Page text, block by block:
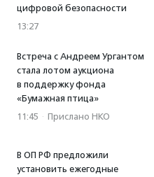
цифровой безопасности
13:27
Встреча с Андреем Ургантом
стала лотом аукциона
в поддержку фонда
«Бумажная птица»
11:45 · Прислано НКО
В ОП РФ предложили
установить ежегодные